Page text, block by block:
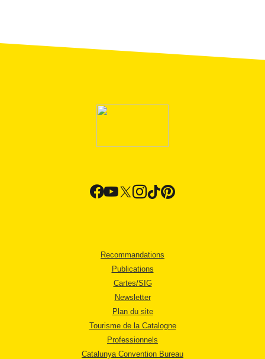
Recommandations
Publications
Cartes/SIG
Newsletter
Plan du site
Tourisme de la Catalogne
Professionnels
Catalunya Convention Bureau